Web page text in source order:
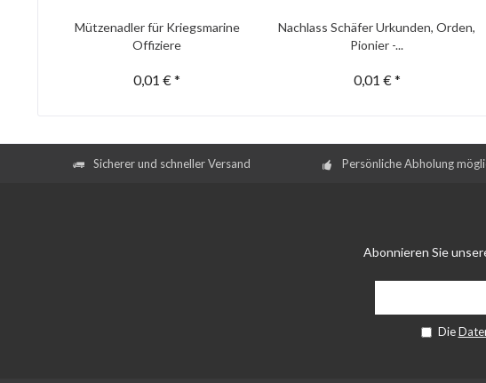
Mützenadler für Kriegsmarine
Offiziere
0,01 € *
Nachlass Schäfer Urkunden, Orden,
Pionier -...
0,01 € *
Sicherer und schneller Versand Persönliche Abholung
Abonnieren Sie
Die